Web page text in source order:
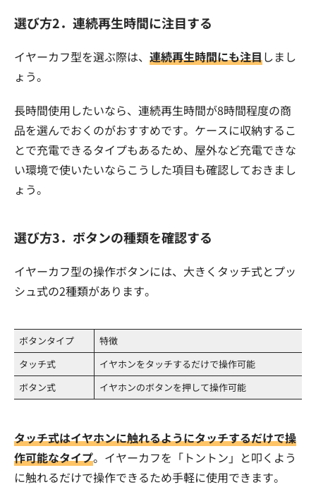
選び方2．連続再生時間に注目する
イヤーカフ型を選ぶ際は、 連続再生時間にも注目しまし
ょう。
長時間使用したいなら、連続再生時間が8時間程度の商
品を選んでおくのがおすすめです。ケースに収納するこ
とで充電できるタイプもあるため、屋外など充電できな
い環境で使いたいならこうした項目も確認しておきまし
ょう。
選び方3．ボタンの種類を確認する
イヤーカフ型の操作ボタンには、大きくタッチ式とプッ
シュ式の2種類があります。
ボタンタイプ
特徴
タッチ式
イヤホンをタッチするだけで操作可能
ボタン式
イヤホンのボタンを押して操作可能
タッチ式はイヤホンに触れるようにタッチするだけで操
作可能なタイプ。イヤーカフを「トントン」と叩くよう
に触れるだけで操作できるため手軽に使用できます。